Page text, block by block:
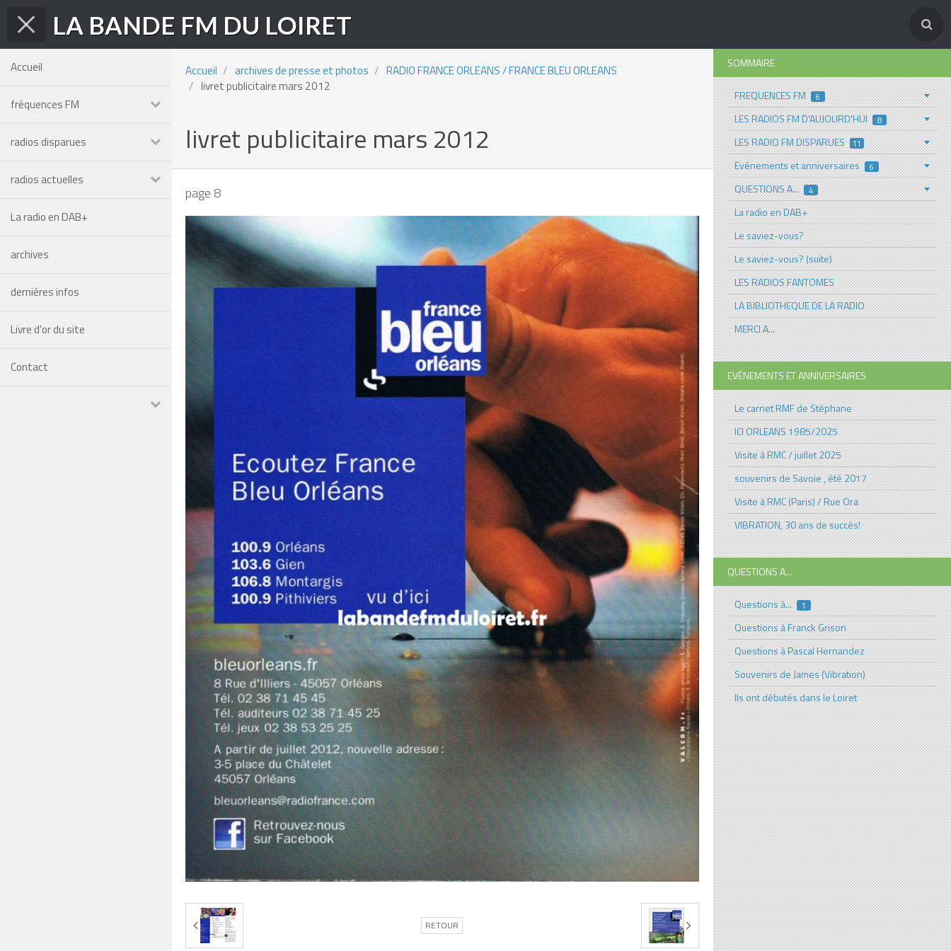
LA BANDE FM DU LOIRET
Accueil
fréquences FM
radios disparues
radios actuelles
La radio en DAB+
archives
derniéres infos
Livre d'or du site
Contact
Accueil archives de presse et photos
RADIO FRANCE ORLEANS / FRANCE BLEU ORLEANS
livret publicitaire mars 2012
livret publicitaire mars 2012
page 8
RETOUR
SOMMAIRE
FREQUENCES FM 6
LES RADIOS FM D'AUJOURD'HUI 8
LES RADIO FM DISPARUES 11
Evénements et anniversaires 6
QUESTIONS A... 4
La radio en DAB+
Le saviez-vous?
Le saviez-vous? (suite)
LES RADIOS FANTOMES
LA BIBLIOTHEQUE DE LA RADIO
MERCI A...
EVÉNEMENTS ET ANNIVERSAIRES
Le carnet RMF de Stéphane
ICI ORLEANS 1985/2025
Visite à RMC / juillet 2025
souvenirs de Savoie , été 2017
Visite à RMC (Paris) / Rue Ora
VIBRATION, 30 ans de succés!
QUESTIONS A...
Questions à... 1
Questions à Franck Grison
Questions à Pascal Hernandez
Souvenirs de James (Vibration)
Ils ont débutés dans le Loiret